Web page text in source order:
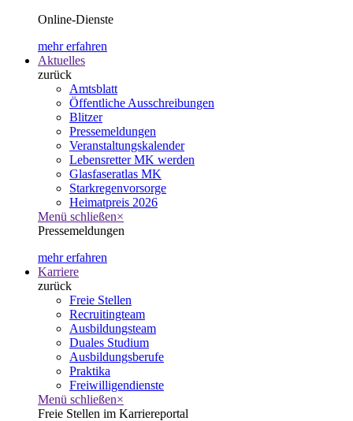
Online-Dienste
mehr erfahren
Aktuelles
zurück
Amtsblatt
Öffentliche Ausschreibungen
Blitzer
Pressemeldungen
Veranstaltungskalender
Lebensretter MK werden
Glasfaseratlas MK
Starkregenvorsorge
Heimatpreis 2026
Menü schließen×
Pressemeldungen
mehr erfahren
Karriere
zurück
Freie Stellen
Recruitingteam
Ausbildungsteam
Duales Studium
Ausbildungsberufe
Praktika
Freiwilligendienste
Menü schließen×
Freie Stellen im Karriereportal